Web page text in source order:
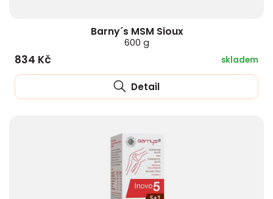
Barny´s MSM Sioux
600 g
834 Kč skladem
Detail